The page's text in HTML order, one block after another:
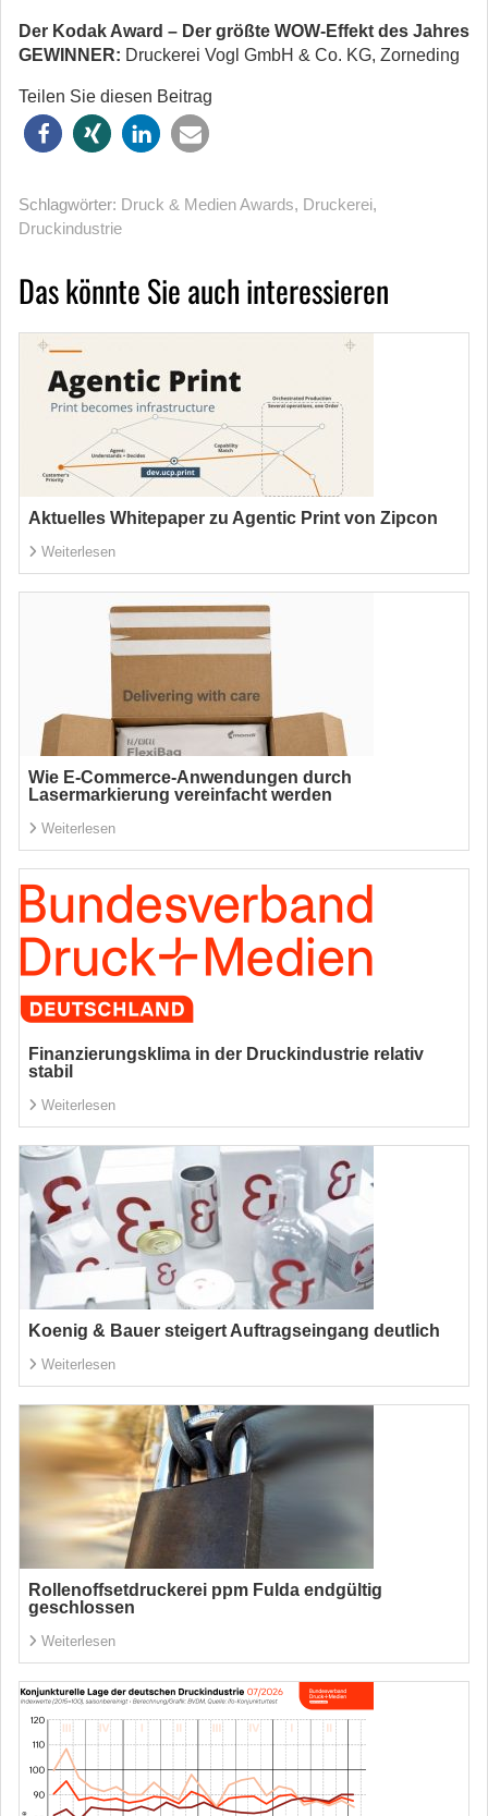
Der Kodak Award – Der größte WOW-Effekt des Jahres
GEWINNER: Druckerei Vogl GmbH & Co. KG, Zorneding
Teilen Sie diesen Beitrag
Schlagwörter: Druck & Medien Awards, Druckerei,
Druckindustrie
Das könnte Sie auch interessieren
Aktuelles Whitepaper zu Agentic Print von Zipcon
Weiterlesen
Wie E-Commerce-Anwendungen durch
Lasermarkierung vereinfacht werden
Weiterlesen
Finanzierungsklima in der Druckindustrie relativ
stabil
Weiterlesen
Koenig & Bauer steigert Auftragseingang deutlich
Weiterlesen
Rollenoffsetdruckerei ppm Fulda endgültig
geschlossen
Weiterlesen